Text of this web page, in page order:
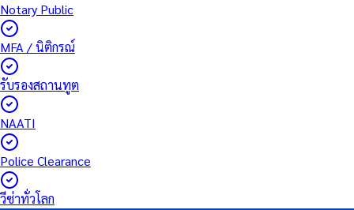
Notary Public
MFA / นิติกรณ์
รับรองสถานทูต
NAATI
Police Clearance
วีซ่าทั่วโลก